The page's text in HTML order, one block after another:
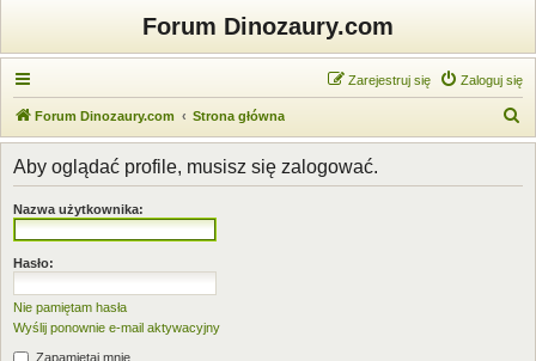
Forum Dinozaury.com
Zaloguj się
Zarejestruj się
Forum Dinozaury.com Strona główna
z
Aby oglądać profile, musisz się zalogować.
Nazwa użytkownika:
Hasło:
Nie pamiętam hasła
Wyślij ponownie e-mail aktywacyjny
Zapamiętaj mnie